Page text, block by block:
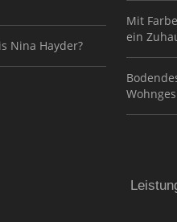
Nina Hayder?
Mit
ein